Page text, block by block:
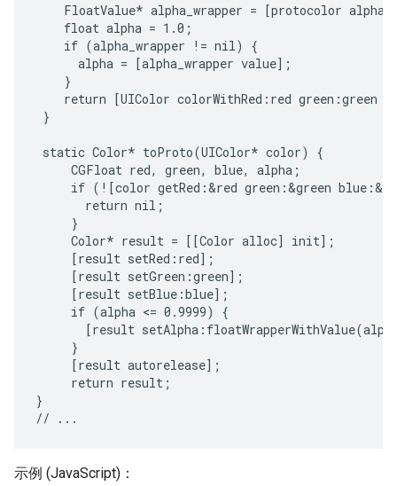
FloatValue* alpha_wrapper = [protocolor
    float alpha = 1.0;
    if (alpha_wrapper != nil) {
      alpha = [alpha_wrapper value];
    }
return [UIColor colorWithRed:red green:green
}
static Color* toProto(UIColor* color) {
     CGFloat red, green, blue, alpha;
if (![color getRed:&red green:&green
       return nil;
     }
     Color* result = [[Color alloc] init];
     [result setRed:red];
     [result setGreen:green];
     [result setBlue:blue];
     if (alpha <= 0.9999) {
[result
     }
     [result autorelease];
     return result;
}
示例 (JavaScript)：